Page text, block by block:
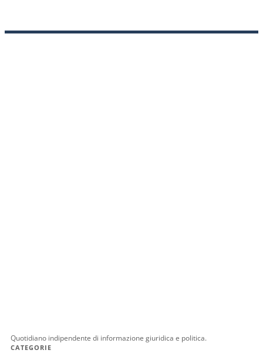
Quotidiano indipendente di informazione giuridica e politica.
CATEGORIE